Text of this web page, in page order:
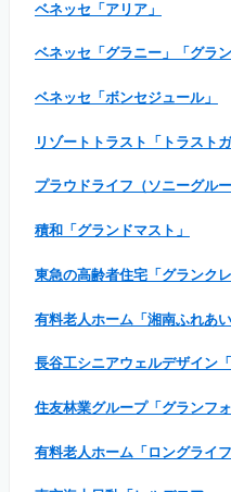
ベネッセ「アリア」
ベネッセ「グラニー」「グラン
ベネッセ「ボンセジュール」
リゾートトラスト「トラストガ
プラウドライフ（ソニーグル
積和「グランドマスト」
東急の高齢者住宅「グランクレ
有料老人ホーム「湘南ふれあい
長谷工シニアウェルデザイン
住友林業グループ「グランフォ
有料老人ホーム「ロングライフ